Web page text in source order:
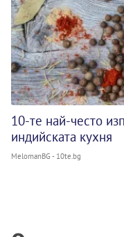
10-те най-често
индийската кухня
MelomanBG - 10te.bg